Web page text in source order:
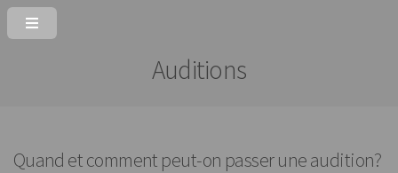
Auditions
Quand et comment peut-on passer une audition?